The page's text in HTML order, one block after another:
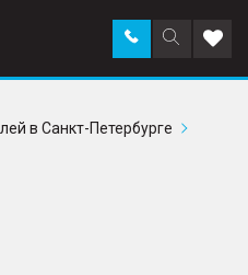
Поиск
по
Заказать
звонок в
в Санкт-Петербурге